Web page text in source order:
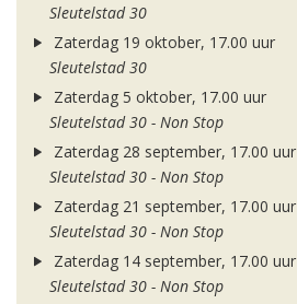
Sleutelstad 30
Zaterdag 19 oktober, 17.00 uur
Sleutelstad 30
Zaterdag 5 oktober, 17.00 uur
Sleutelstad 30 - Non Stop
Zaterdag 28 september, 17.00 uur
Sleutelstad 30 - Non Stop
Zaterdag 21 september, 17.00 uur
Sleutelstad 30 - Non Stop
Zaterdag 14 september, 17.00 uur
Sleutelstad 30 - Non Stop